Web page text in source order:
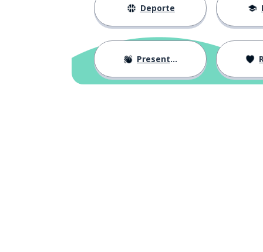
Deporte
Presentación